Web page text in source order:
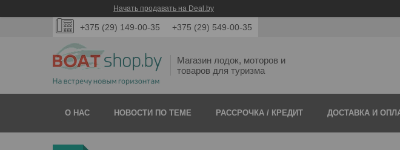
Начать продавать на Deal.by
+375 (29) 149-00-35 +375 (29) 549-00-35
Магазин лодок, моторов и
товаров для туризма
О НАС НОВОСТИ ПО ТЕМЕ РАССРОЧКА / КРЕДИТ ДОСТАВКА И